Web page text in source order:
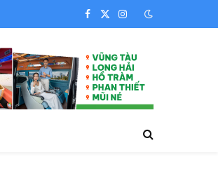
Facebook
X
Instagram